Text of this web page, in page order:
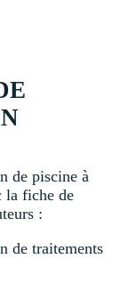
de piscine à
la fiche de
:
de traitements